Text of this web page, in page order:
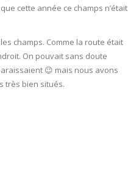
cette année ce champs n’était
champs. Comme la route était
On pouvait sans doute
😉 mais nous avons
très bien situés.